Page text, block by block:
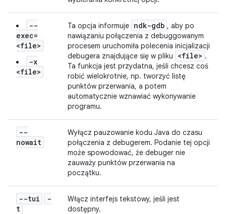
--
exec=
<file>
-x
<file>
Ta opcja informuje ndk-gdb , aby po
nawiązaniu połączenia z debuggowanym
procesem uruchomiła polecenia inicjalizacji
debugera znajdujące się w pliku
<file> .
Ta funkcja jest przydatna, jeśli chcesz coś
robić wielokrotnie, np. tworzyć listę
punktów przerwania, a potem
automatycznie wznawiać wykonywanie
programu.
--
nowait
Wyłącz pauzowanie kodu Java do czasu
połączenia z debugerem. Podanie tej opcji
może spowodować, że debuger nie
zauważy punktów przerwania na
początku.
--tui
-
t
Włącz interfejs tekstowy, jeśli jest
dostępny.